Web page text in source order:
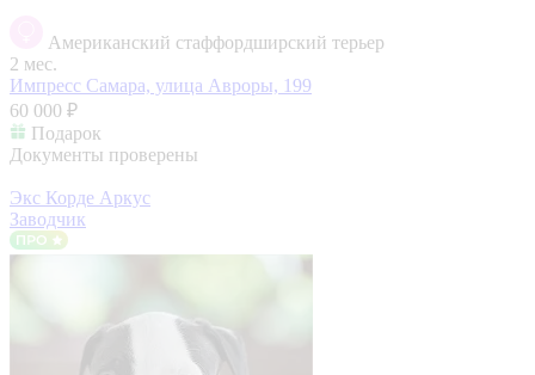
Американский стаффордширский терьер
2 мес.
Импресс Самара, улица Авроры, 199
60 000 ₽
Подарок
Документы проверены
Экс Корде Аркус
Заводчик